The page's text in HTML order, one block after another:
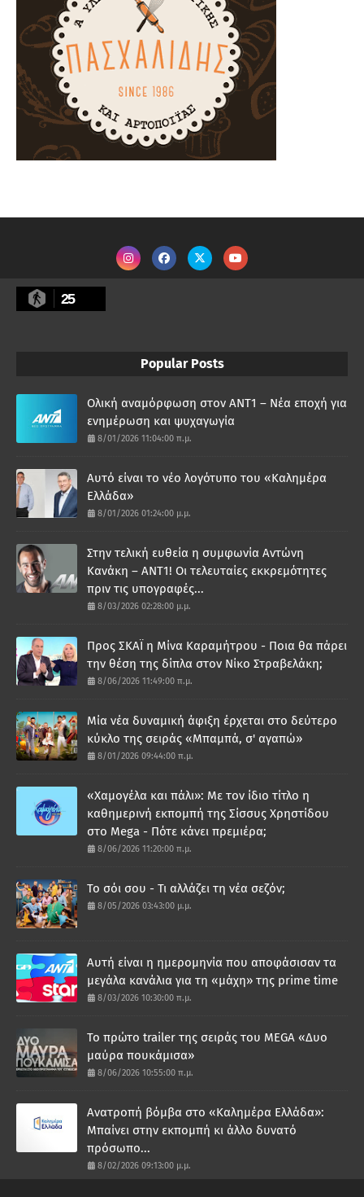
25
Popular Posts
Ολική αναμόρφωση στον ΑΝΤ1 – Νέα εποχή για
ενημέρωση και ψυχαγωγία
8/01/2026 11:04:00 π.μ.
Αυτό είναι το νέο λογότυπο του «Καλημέρα
Ελλάδα»
8/01/2026 01:24:00 μ.μ.
Στην τελική ευθεία η συμφωνία Αντώνη
Κανάκη – ΑΝΤ1! Οι τελευταίες εκκρεμότητες
πριν τις υπογραφές...
8/03/2026 02:28:00 μ.μ.
Προς ΣΚΑΪ η Μίνα Καραμήτρου - Ποια θα πάρει
την θέση της δίπλα στον Νίκο Στραβελάκη;
8/06/2026 11:49:00 π.μ.
Μία νέα δυναμική άφιξη έρχεται στο δεύτερο
κύκλο της σειράς «Μπαμπά, σ' αγαπώ»
8/01/2026 09:44:00 π.μ.
«Χαμογέλα και πάλι»: Με τον ίδιο τίτλο η
καθημερινή εκπομπή της Σίσσυς Χρηστίδου
στο Mega - Πότε κάνει πρεμιέρα;
8/06/2026 11:20:00 π.μ.
Το σόι σου - Τι αλλάζει τη νέα σεζόν;
8/05/2026 03:43:00 μ.μ.
Αυτή είναι η ημερομηνία που αποφάσισαν τα
μεγάλα κανάλια για τη «μάχη» της prime time
8/03/2026 10:30:00 π.μ.
Το πρώτο trailer της σειράς του MEGA «Δυο
μαύρα πουκάμισα»
8/06/2026 10:55:00 π.μ.
Ανατροπή βόμβα στο «Καλημέρα Ελλάδα»:
Μπαίνει στην εκπομπή κι άλλο δυνατό
πρόσωπο...
8/02/2026 09:13:00 μ.μ.